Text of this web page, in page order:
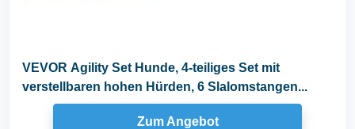
VEVOR Agility Set Hunde, 4-teiliges Set mit
verstellbaren hohen Hürden, 6 Slalomstangen...
Zum Angebot